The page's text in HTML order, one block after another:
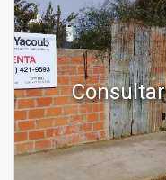
Consultar